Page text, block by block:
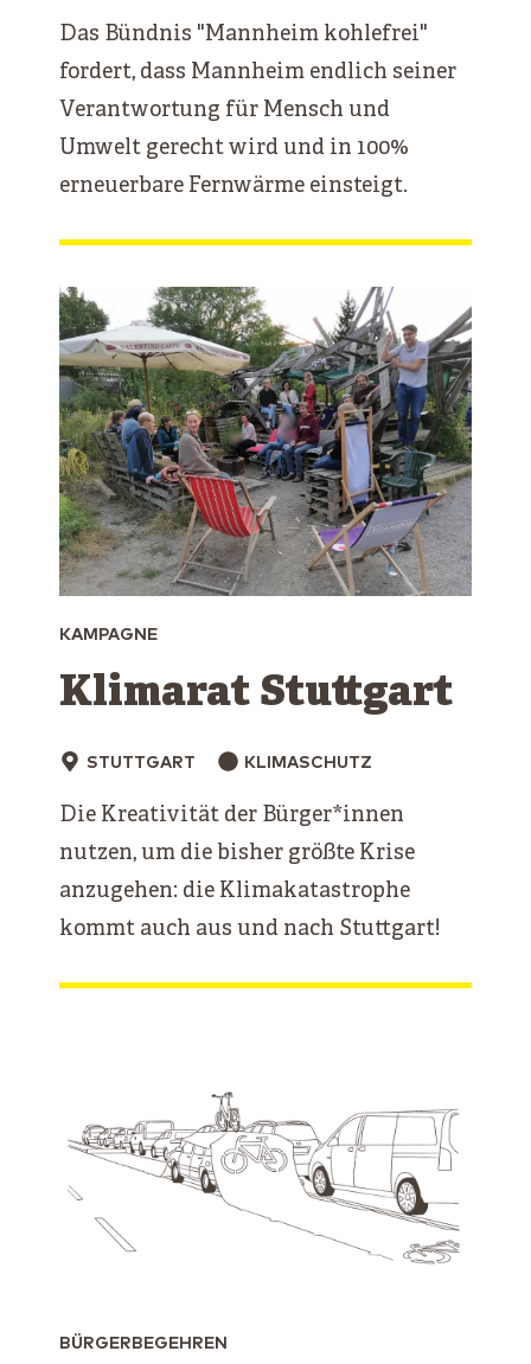
Das Bündnis "Mannheim kohlefrei"
fordert, dass Mannheim endlich seiner
Verantwortung für Mensch und
Umwelt gerecht wird und in 100%
erneuerbare Fernwärme einsteigt.
KAMPAGNE
Klimarat Stuttgart
STUTTGART KLIMASCHUTZ
Die Kreativität der Bürger*innen
nutzen, um die bisher größte Krise
anzugehen: die Klimakatastrophe
kommt auch aus und nach Stuttgart!
BÜRGERBEGEHREN